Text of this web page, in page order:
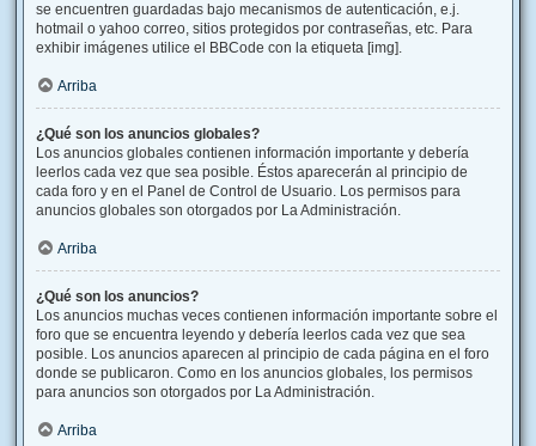
se encuentren guardadas bajo mecanismos de autenticación, e.j.
hotmail o yahoo correo, sitios protegidos por contraseñas, etc. Para
exhibir imágenes utilice el BBCode con la etiqueta [img].
Arriba
¿Qué son los anuncios globales?
Los anuncios globales contienen información importante y debería
leerlos cada vez que sea posible. Éstos aparecerán al principio de
cada foro y en el Panel de Control de Usuario. Los permisos para
anuncios globales son otorgados por La Administración.
Arriba
¿Qué son los anuncios?
Los anuncios muchas veces contienen información importante sobre el
foro que se encuentra leyendo y debería leerlos cada vez que sea
posible. Los anuncios aparecen al principio de cada página en el foro
donde se publicaron. Como en los anuncios globales, los permisos
para anuncios son otorgados por La Administración.
Arriba